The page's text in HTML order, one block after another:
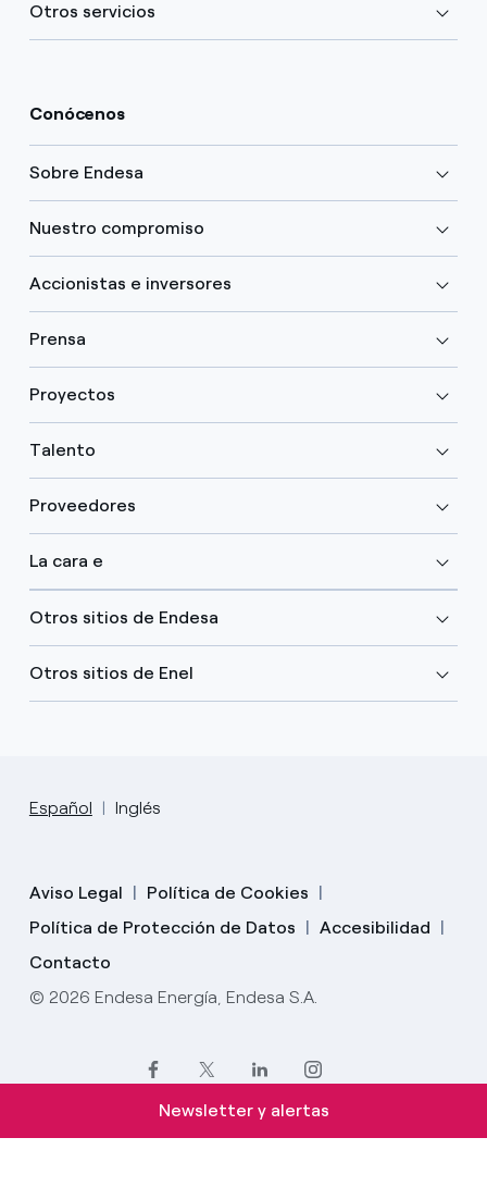
Otros servicios
Conócenos
Sobre Endesa
Nuestro compromiso
Accionistas e inversores
Prensa
Proyectos
Talento
Proveedores
La cara e
Otros sitios de Endesa
Otros sitios de Enel
Español Inglés
Aviso Legal
Política de Cookies
Política de Protección de Datos
Accesibilidad
Contacto
© 2026 Endesa Energía, Endesa S.A.
Newsletter y alertas